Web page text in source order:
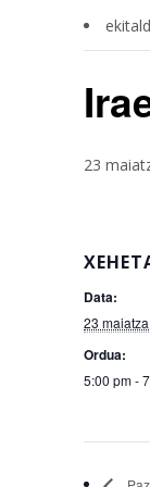
23
Data:
23 maiatza
Ordua:
5:00 pm -